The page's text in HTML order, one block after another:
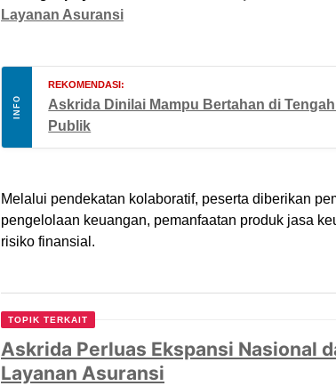
Layanan Asuransi
INFO
REKOMENDASI:
Askrida Dinilai Mampu Bertahan di
Publik
Melalui pendekatan kolaboratif, peserta diberikan
pengelolaan keuangan, pemanfaatan produk jasa
risiko finansial.
TOPIK TERKAIT
Askrida Perluas Ekspansi Nasional
Layanan Asuransi